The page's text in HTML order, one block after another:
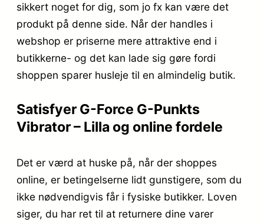
sikkert noget for dig, som jo fx kan være det
produkt på denne side. Når der handles i
webshop er priserne mere attraktive end i
butikkerne- og det kan lade sig gøre fordi
shoppen sparer husleje til en almindelig butik.
Satisfyer G-Force G-Punkts
Vibrator – Lilla og online fordele
Det er værd at huske på, når der shoppes
online, er betingelserne lidt gunstigere, som du
ikke nødvendigvis får i fysiske butikker. Loven
siger, du har ret til at returnere dine varer